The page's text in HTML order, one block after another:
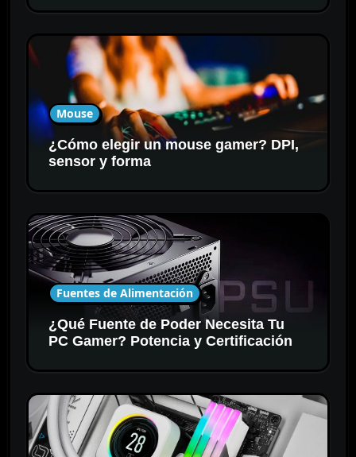
Mouse
¿Cómo elegir un mouse gamer? DPI,
sensor y forma
Fuentes de Alimentación
¿Qué Fuente de Poder Necesita Tu
PC Gamer? Potencia y Certificación